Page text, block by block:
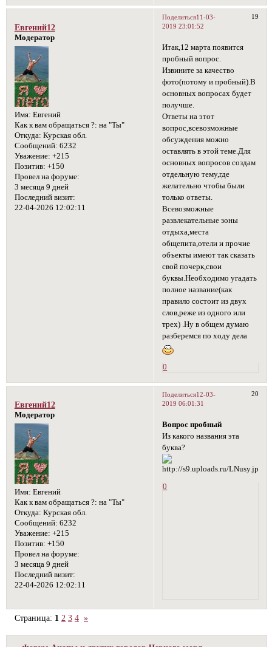
Поделиться 19
11-03-
2019 23:01:52
Евгений12
Модератор
Имя: Евгений
Как к вам обращаться ?: на "Ты"
Откуда: Курская обл.
Сообщений: 6232
Уважение: +215
Позитив: +150
Провел на форуме:
3 месяца 9 дней
Последний визит:
22-04-2026 12:02:11
Итак,12 марта появится
пробный вопрос.
Извините за качество
фото(потому и пробный).В
основных вопросах будет
получше.
Ответы на этот
вопрос,всевозможные
обсуждения можно
оставлять в этой теме.Для
основных вопросов создам
отдельную тему,где
желательно чтобы были
только ответы.
Всевозможные
развлекательные зоны
отдыха,места
общепита,отели и прочие
объекты имеют так сказать
свой почерк,свои
буквы.Необходимо угадать
полное название(как
правило состоит из двух
слов,реже из одного или
трех) .Ну в общем думаю
разберемся по ходу дела
0
Поделиться 20
12-03-
2019 06:01:31
Евгений12
Модератор
Имя: Евгений
Как к вам обращаться ?: на "Ты"
Откуда: Курская обл.
Сообщений: 6232
Уважение: +215
Позитив: +150
Провел на форуме:
3 месяца 9 дней
Последний визит:
22-04-2026 12:02:11
Вопрос пробный
Из какого названия эта
буква?
0
Страница: 1 2 3 4 »